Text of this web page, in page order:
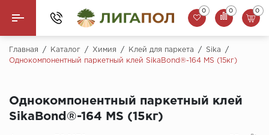
Назад
Кварцвинил (LVT)
0 0 0
Главная / Каталог / Химия / Клей для паркета / Sika
/
Однокомпонентный паркетный клей SikaBond®-164 MS (15кг)
Однокомпонентный паркетный клей
SikaBond®-164 MS (15кг)